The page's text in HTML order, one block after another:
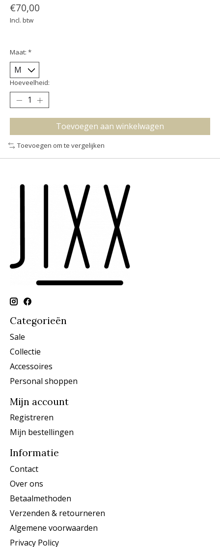
€70,00
Incl. btw
Maat: *
Hoeveelheid:
Toevoegen aan winkelwagen
Toevoegen om te vergelijken
Categorieën
Sale
Collectie
Accessoires
Personal shoppen
Mijn account
Registreren
Mijn bestellingen
Informatie
Contact
Over ons
Betaalmethoden
Verzenden & retourneren
Algemene voorwaarden
Privacy Policy